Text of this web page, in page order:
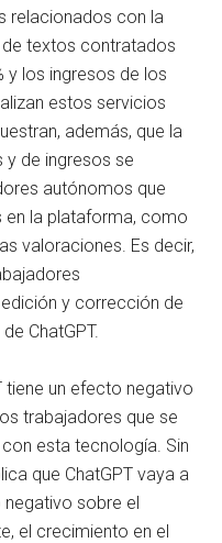
relacionados con la
textos contratados
y los ingresos de los
estos servicios
además, que la
y de ingresos se
autónomos que
en la plataforma, como
valoraciones. Es decir,
y corrección de
ChatGPT.
tiene un efecto negativo
trabajadores que se
esta tecnología. Sin
que ChatGPT vaya a
sobre el
el crecimiento en el